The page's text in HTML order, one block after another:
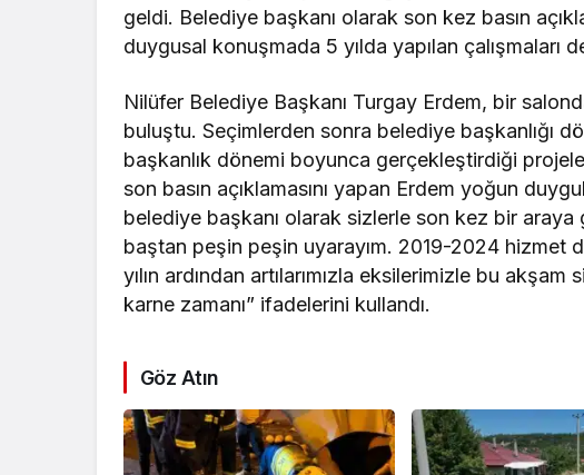
geldi. Belediye başkanı olarak son kez basın
duygusal konuşmada 5 yılda yapılan çalışmaları
Nilüfer Belediye Başkanı Turgay Erdem, bir
buluştu. Seçimlerden sonra belediye başkanlığı
başkanlık dönemi boyunca gerçekleştirdiği
son basın açıklamasını yapan Erdem yoğun
belediye başkanı olarak sizlerle son kez bir
baştan peşin peşin uyarayım. 2019-2024 hizmet
yılın ardından artılarımızla eksilerimizle bu
karne zamanı” ifadelerini kullandı.
Göz Atın
Asayiş
Bursa’da iş yeri alev alev